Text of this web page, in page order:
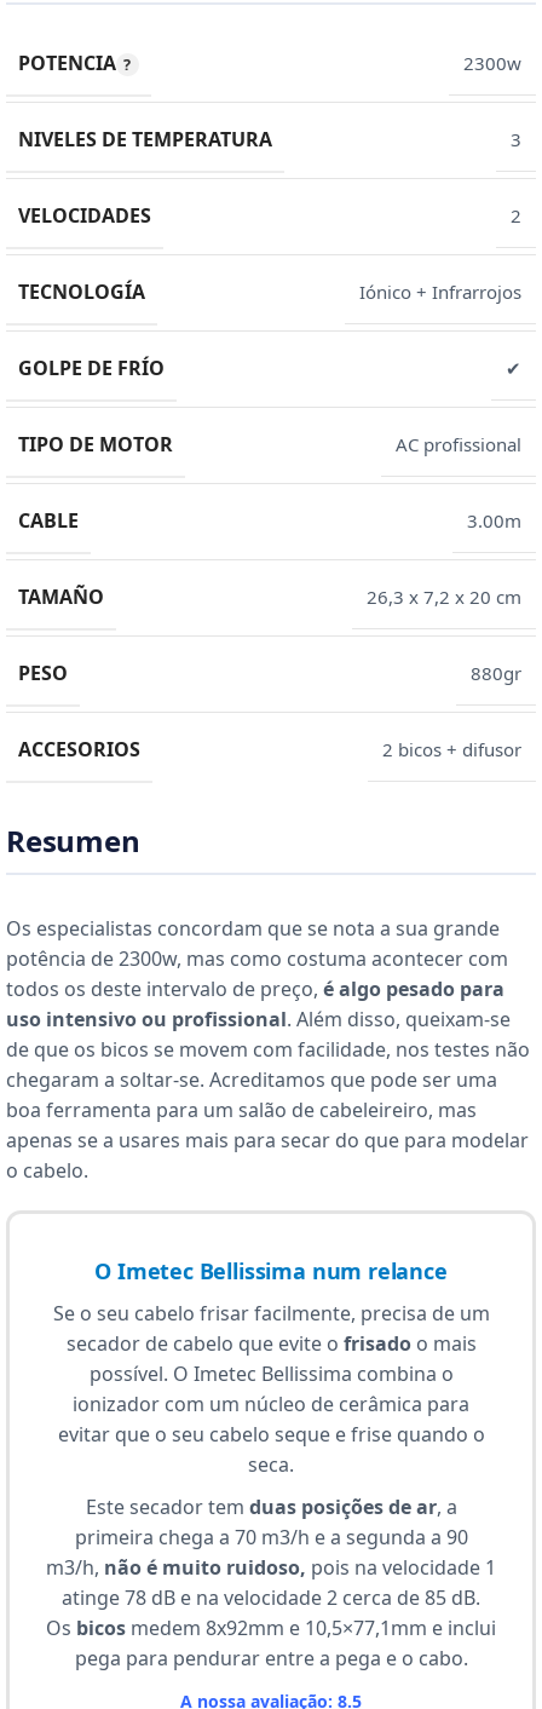
POTENCIA 2300w
NIVELES DE TEMPERATURA 3
VELOCIDADES 2
TECNOLOGÍA Iónico + Infrarrojos
GOLPE DE FRÍO ✔
TIPO DE MOTOR AC profissional
CABLE 3.00m
TAMAÑO 26,3 x 7,2 x 20 cm
PESO 880gr
ACCESORIOS 2 bicos + difusor
Resumen
Os especialistas concordam que se nota a sua grande
potência de 2300w, mas como costuma acontecer com
todos os deste intervalo de preço, é algo pesado para
uso intensivo ou profissional. Além disso, queixam-se
de que os bicos se movem com facilidade, nos testes não
chegaram a soltar-se. Acreditamos que pode ser uma
boa ferramenta para um salão de cabeleireiro, mas
apenas se a usares mais para secar do que para modelar
o cabelo.
O Imetec Bellissima num relance
Se o seu cabelo frisar facilmente, precisa de um
secador de cabelo que evite o frisado o mais
possível. O Imetec Bellissima combina o
ionizador com um núcleo de cerâmica para
evitar que o seu cabelo seque e frise quando o
seca.
Este secador tem duas posições de ar, a
primeira chega a 70 m3/h e a segunda a 90
m3/h, não é muito ruidoso, pois na velocidade 1
atinge 78 dB e na velocidade 2 cerca de 85 dB.
Os bicos medem 8x92mm e 10,5×77,1mm e inclui
pega para pendurar entre a pega e o cabo.
A nossa avaliação: 8.5